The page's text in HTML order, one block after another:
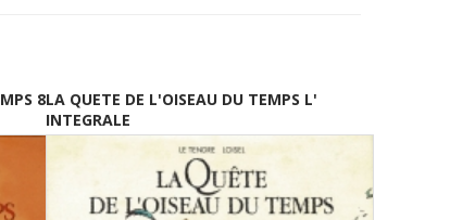
8LA QUETE DE L'OISEAU DU TEMPS L'
INTEGRALE